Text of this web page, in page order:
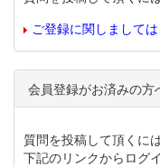
ご登録に関しまして
会員登録がお済みの方
質問を投稿して頂くに
下記のリンクからログ